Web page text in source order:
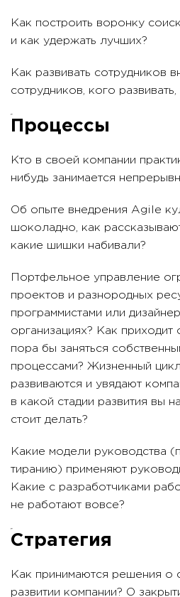
Как построить воронку
и как удержать лучших?
Как развивать сотрудников
сотрудников, кого
Процессы
Кто в своей компании
нибудь занимается
Об опыте внедрения Agile
шоколадно, как
какие шишки набивали?
Портфельное управление
проектов и разнородных
программистами или
организациях? Как приходит
пора бы заняться
процессами? Жизненный
развиваются и увядают
в какой стадии развития вы
стоит делать?
Какие модели руководства
тиранию) применяют
Какие с разработчиками
не работают вовсе?
Стратегия
Как принимаются решения о
развитии компании? О